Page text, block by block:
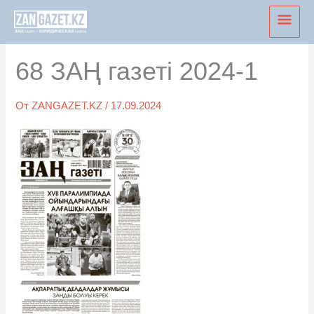
Перейти
содержимому
68 ЗАҢ газеті 2024-1
ОтZANGAZET.KZ/ 17.09.2024